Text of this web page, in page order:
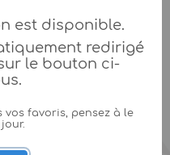
est disponible.
redirigé
le bouton ci-
vos favoris, pensez à le